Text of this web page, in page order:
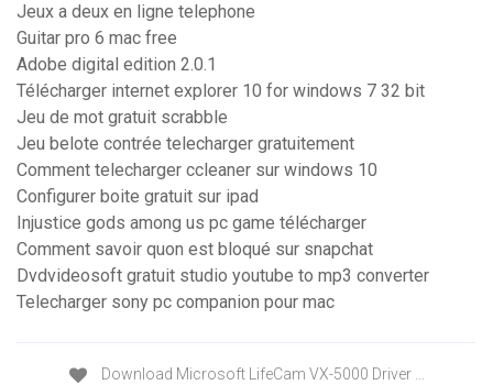
Jeux a deux en ligne telephone
Guitar pro 6 mac free
Adobe digital edition 2.0.1
Télécharger internet explorer 10 for windows 7 32 bit
Jeu de mot gratuit scrabble
Jeu belote contrée telecharger gratuitement
Comment telecharger ccleaner sur windows 10
Configurer boite gratuit sur ipad
Injustice gods among us pc game télécharger
Comment savoir quon est bloqué sur snapchat
Dvdvideosoft gratuit studio youtube to mp3 converter
Telecharger sony pc companion pour mac
Download Microsoft LifeCam VX-5000 Driver …